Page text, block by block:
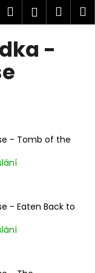
Hledat
-
- Tomb of the
- Eaten Back to